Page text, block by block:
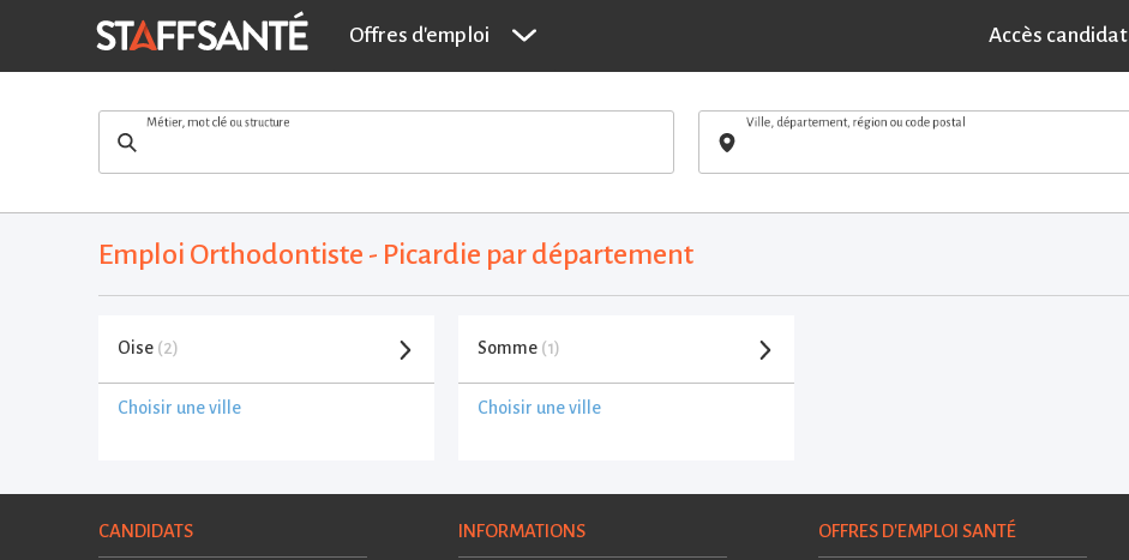
Offres d'emploi Accès candidat
Métier, mot clé ou structure Ville, département, région ou code postal
Emploi Orthodontiste - Picardie par département
Oise (2)
Choisir une ville
Somme (1)
Choisir une ville
CANDIDATS INFORMATIONS OFFRES D'EMPLOI SANTÉ